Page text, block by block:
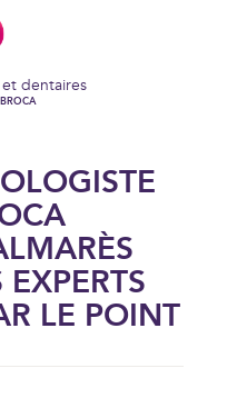
dentaires
LE POINT